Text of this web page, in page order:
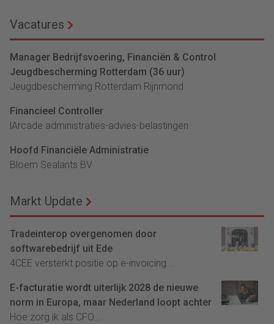
Vacatures
Manager Bedrijfsvoering, Financiën & Control
Jeugdbescherming Rotterdam (36 uur)
Jeugdbescherming Rotterdam Rijnmond
Financieel Controller
lArcade administraties-advies-belastingen
Hoofd Financiële Administratie
Bloem Sealants BV
Markt Update
Tradeinterop overgenomen door
softwarebedrijf uit Ede
4CEE versterkt positie op e-invoicing...
E-facturatie wordt uiterlijk 2028 de nieuwe
norm in Europa, maar Nederland loopt achter
Hoe zorg ik als CFO...